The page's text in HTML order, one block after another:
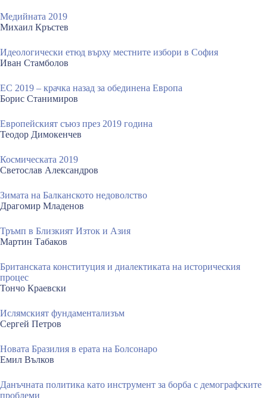
Медийната 2019
Михаил Кръстев
Идеологически етюд върху местните избори в София
Иван Стамболов
ЕС 2019 – крачка назад за обединена Европа
Борис Станимиров
Европейският съюз през 2019 година
Теодор Димокенчев
Космическата 2019
Светослав Александров
Зимата на Балканското недоволство
Драгомир Младенов
Тръмп в Близкият Изток и Азия
Мартин Табаков
Британската конституция и диалектиката на историческия
процес
Тончо Краевски
Ислямският фундаментализъм
Сергей Петров
Новата Бразилия в ерата на Болсонаро
Емил Вълков
Данъчната политика като инструмент за борба с демографските
проблеми